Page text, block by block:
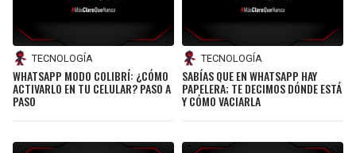
TECNOLOGÍA
WHATSAPP MODO COLIBRÍ: ¿CÓMO
ACTIVARLO EN TU CELULAR? PASO A
PASO
TECNOLOGÍA
SABÍAS QUE EN WHATSAPP HAY
PAPELERA; TE DECIMOS DÓNDE ESTÁ
Y CÓMO VACIARLA